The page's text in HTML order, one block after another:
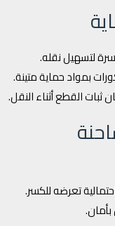
لتسهيل نقله.
بمواد حماية متينة.
القطع أثناء النقل.
تعرضه للكسر.
بأمان.